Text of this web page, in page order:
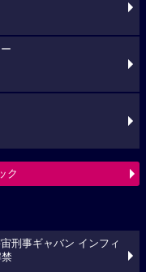
ク
刑事ギャバン インフィ